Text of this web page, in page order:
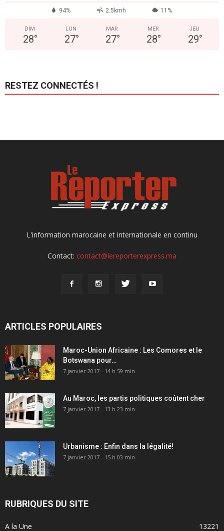
94% 2.5kmh 11%
DIM
28°
LUN
27°
MAR
27°
MER
28°
JEU
29°
RESTEZ CONNECTÉS !
L'information marocaine et internationale en continu
Contact: contact@lereporterexpress.ma
ARTICLES POPULAIRES
Maroc-Union Africaine : Les Comores et le
Botswana pour…
7 janvier 2017 - 14 h 59 min
Au Maroc, les partis politiques coûtent cher
7 janvier 2017 - 13 h 23 min
Urbanisme : Enfin dans la légalité!
7 janvier 2017 - 15 h 03 min
RUBRIQUES DU SITE
A la Une 13221